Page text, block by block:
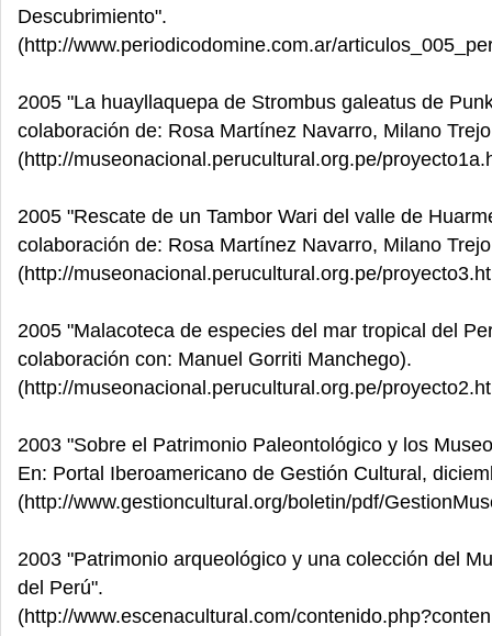
Descubrimiento".
(http://www.periodicodomine.com.ar/
2005 "La huayllaquepa de Strombus galeatus de
colaboración de: Rosa Martínez Navarro, Milano
(http://museonacional.perucultural.org.pe/
2005 "Rescate de un Tambor Wari del valle de
colaboración de: Rosa Martínez Navarro, Milano
(http://museonacional.perucultural.org.pe/
2005 "Malacoteca de especies del mar tropical del
colaboración con: Manuel Gorriti Manchego).
(http://museonacional.perucultural.org.pe/
2003 "Sobre el Patrimonio Paleontológico y los
En: Portal Iberoamericano de Gestión Cultural,
(http://www.gestioncultural.org/boletin/pdf/
2003 "Patrimonio arqueológico y una colección del
del Perú".
(http://www.escenacultural.com/